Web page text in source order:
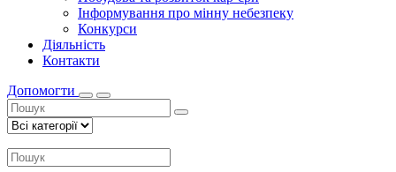
Інформування про мінну небезпеку
Конкурси
Діяльність
Контакти
Допомогти